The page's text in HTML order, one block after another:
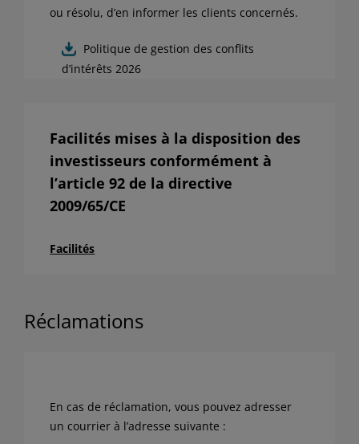
ou résolu, d’en informer les clients concernés.
Politique de gestion des conflits
d’intérêts 2026
Facilités mises à la disposition des
investisseurs conformément à
l’article 92 de la directive
2009/65/CE
Facilités
Réclamations
En cas de réclamation, vous pouvez adresser
un courrier à l’adresse suivante :
ni traduites, ni distribuées sans l’accord écrit préalable
Par l’utilisation de ce site internet, je reconnais être un
investisseur « professionnel », j’accepte les conditions